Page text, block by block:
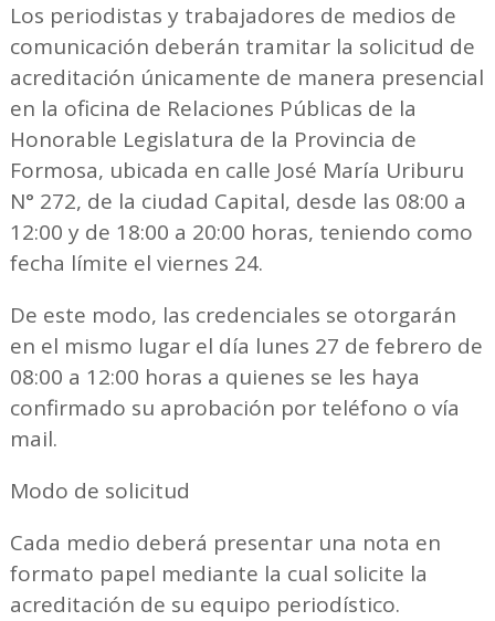
Los periodistas y trabajadores de medios de
comunicación deberán tramitar la solicitud de
acreditación únicamente de manera presencial
en la oficina de Relaciones Públicas de la
Honorable Legislatura de la Provincia de
Formosa, ubicada en calle José María Uriburu
N° 272, de la ciudad Capital, desde las 08:00 a
12:00 y de 18:00 a 20:00 horas, teniendo como
fecha límite el viernes 24.
De este modo, las credenciales se otorgarán
en el mismo lugar el día lunes 27 de febrero de
08:00 a 12:00 horas a quienes se les haya
confirmado su aprobación por teléfono o vía
mail.
Modo de solicitud
Cada medio deberá presentar una nota en
formato papel mediante la cual solicite la
acreditación de su equipo periodístico.